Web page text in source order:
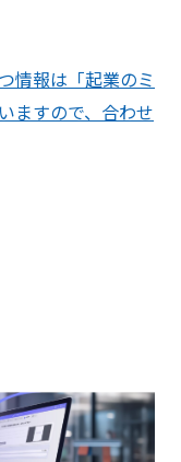
情報は「起業のミ
ますので、合わせ